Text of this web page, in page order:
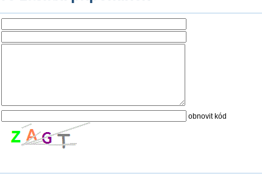
obnovit kód